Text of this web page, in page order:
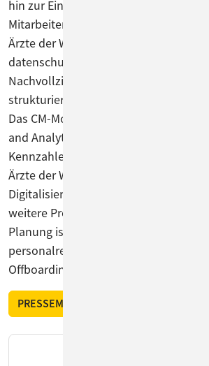
hin zur Einstellung von Mitarbeiter und
Mitarbeiterinnen. Die neue
Ärzte der Welt zahlreiche Vorteile wie
datenschutzkonformes Arbeiten,
Nachvollziehbarkeit. Die Mitarbeiter
strukturierten und dokumentierten
Das CM-Modul „EBIA“ (Embedded
and Analytics) unterstützt die
Kennzahlen und Reports auf
Ärzte der Welt wird den
Digitalisierungsweg weiter fortsetzen
weitere Prozesse mit ConSol CM
Planung ist eine „digitale
personalrelevanten Prozessschritte
Offboarding umfasst.
PRESSEMITTEILUNG